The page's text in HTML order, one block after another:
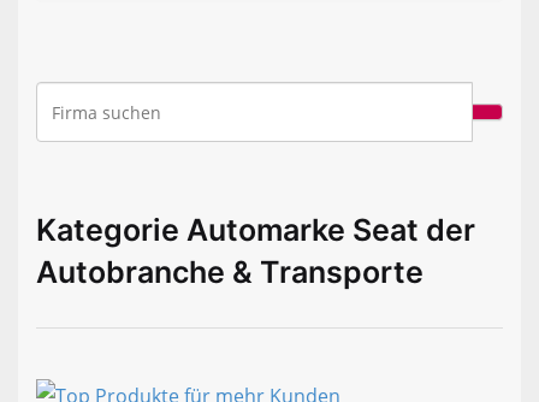
Kategorie Automarke Seat der
Autobranche & Transporte